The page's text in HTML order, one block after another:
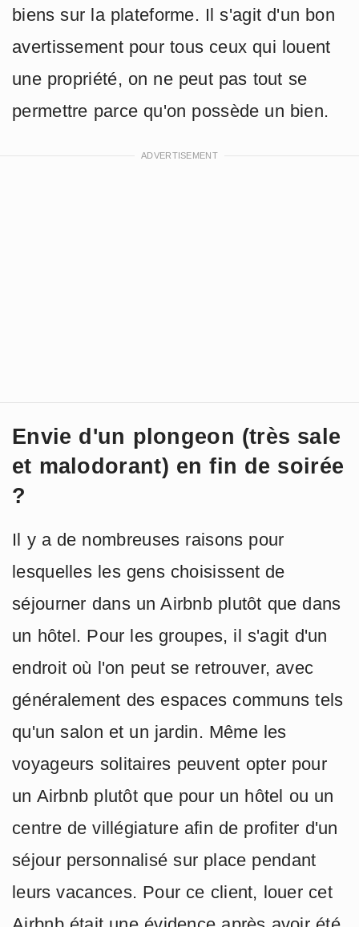
biens sur la plateforme. Il s'agit d'un bon
avertissement pour tous ceux qui louent
une propriété, on ne peut pas tout se
permettre parce qu'on possède un bien.
Envie d'un plongeon (très sale
et malodorant) en fin de soirée
?
Il y a de nombreuses raisons pour
lesquelles les gens choisissent de
séjourner dans un Airbnb plutôt que dans
un hôtel. Pour les groupes, il s'agit d'un
endroit où l'on peut se retrouver, avec
généralement des espaces communs tels
qu'un salon et un jardin. Même les
voyageurs solitaires peuvent opter pour
un Airbnb plutôt que pour un hôtel ou un
centre de villégiature afin de profiter d'un
séjour personnalisé sur place pendant
leurs vacances. Pour ce client, louer cet